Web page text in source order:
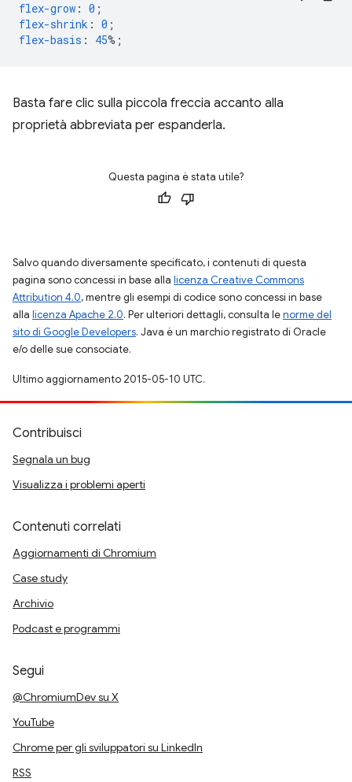
flex-grow : 0 ;
flex-shrink : 0 ;
flex-basis : 45%;
Basta fare clic sulla piccola freccia accanto alla
proprietà abbreviata per espanderla.
Questa pagina è stata utile?
Salvo quando diversamente specificato, i contenuti di questa
pagina sono concessi in base alla licenza Creative Commons
Attribution 4.0, mentre gli esempi di codice sono concessi in base
alla licenza Apache 2.0. Per ulteriori dettagli, consulta lenorme del
sito di Google Developers. Java è un marchio registrato di Oracle
e/o delle sue consociate.
Ultimo aggiornamento 2015-05-10 UTC.
Contribuisci
Segnala un bug
Visualizza i problemi aperti
Contenuti correlati
Aggiornamenti di Chromium
Case study
Archivio
Podcast e programmi
Segui
@ChromiumDev su X
YouTube
Chrome per gli sviluppatori su LinkedIn
RSS